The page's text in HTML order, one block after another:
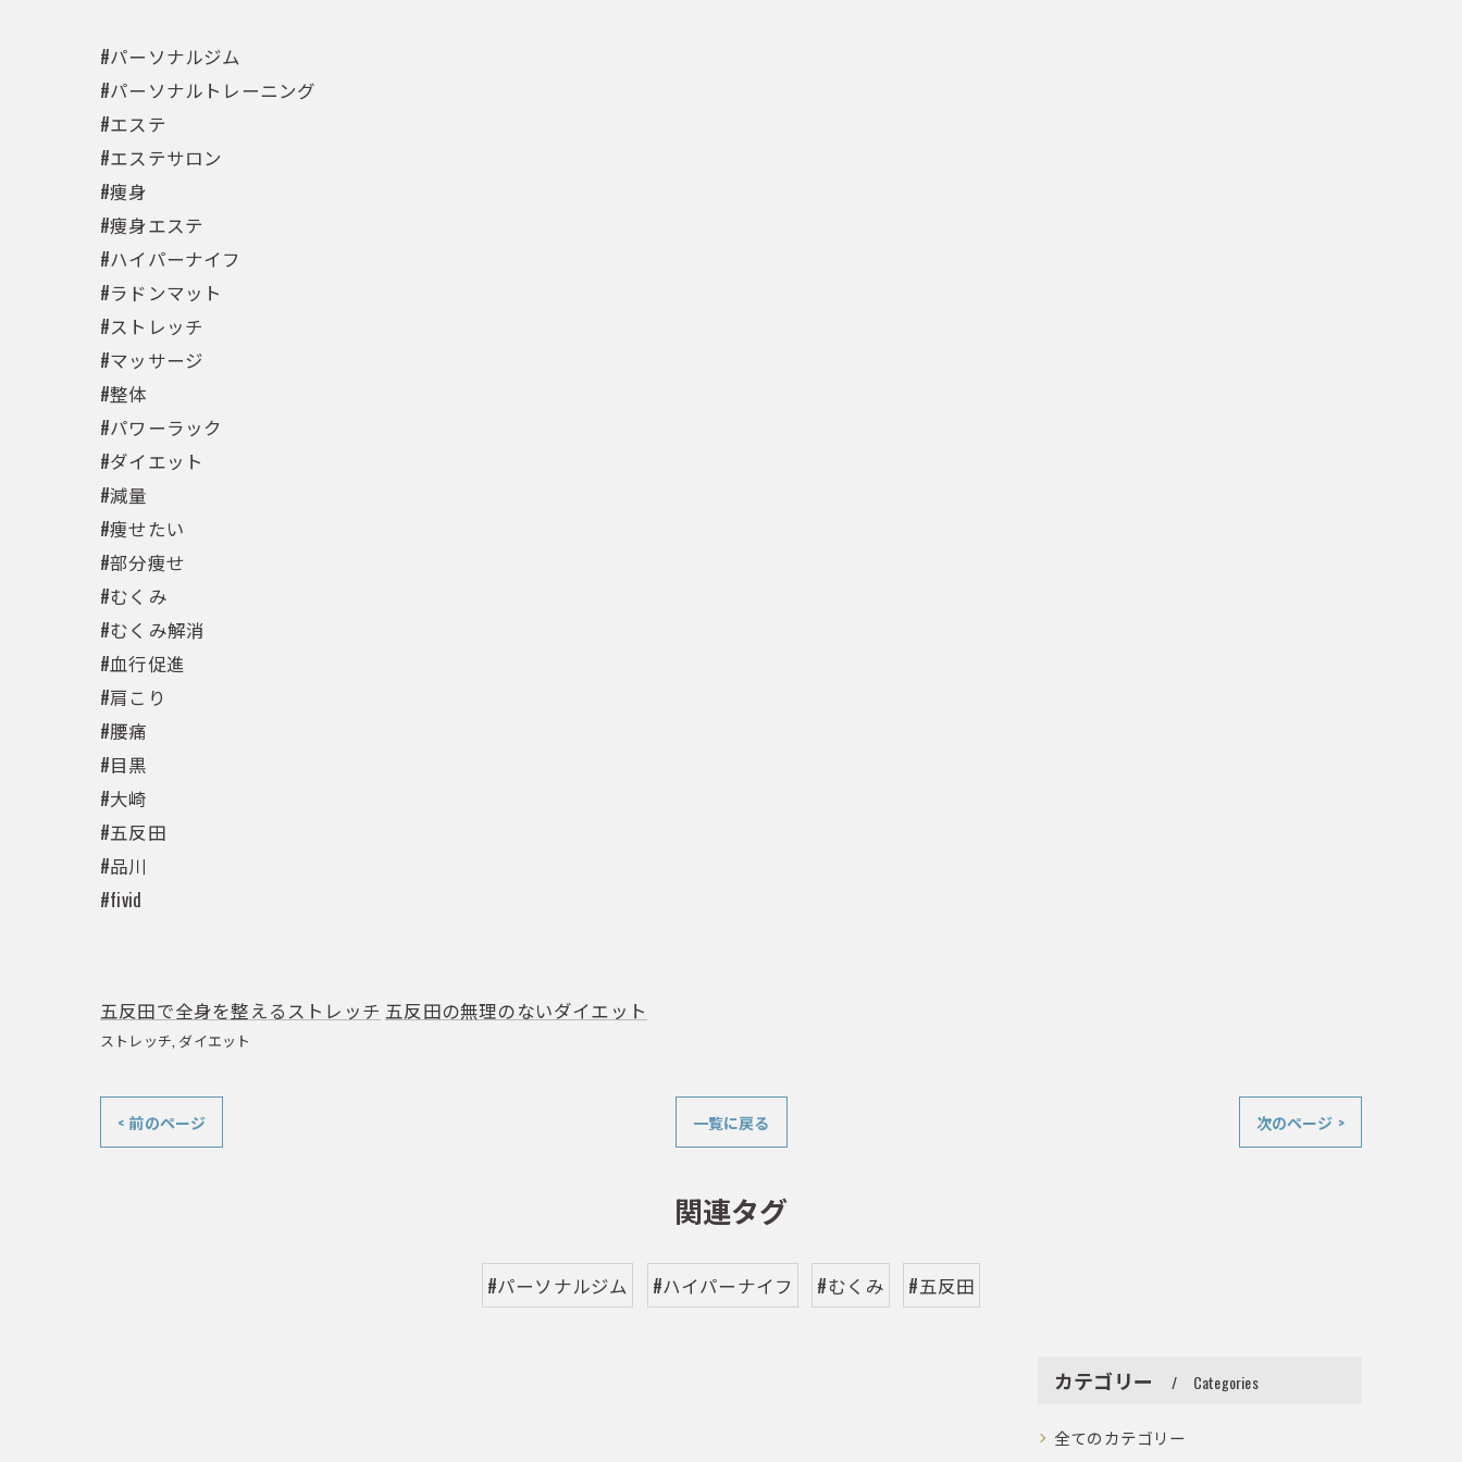
#パーソナルジム
#パーソナルトレーニング
#エステ
#エステサロン
#痩身
#痩身エステ
#ハイパーナイフ
#ラドンマット
#ストレッチ
#マッサージ
#整体
#パワーラック
#ダイエット
#減量
#痩せたい
#部分痩せ
#むくみ
#むくみ解消
#血行促進
#肩こり
#腰痛
#目黒
#大崎
#五反田
#品川
#fivid
五反田で全身を整えるストレッチ 五反田の無理のないダイエット
ストレッチ ダイエット
< 前のページ 一覧に戻る 次のページ >
関連タグ
#パーソナルジム #ハイパーナイフ #むくみ #五反田
カテゴリー Categories
全てのカテゴリー